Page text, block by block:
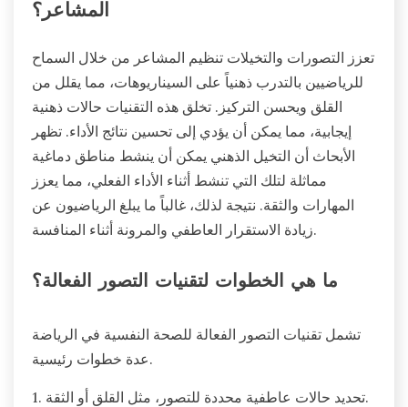
المشاعر؟
تعزز التصورات والتخيلات تنظيم المشاعر من خلال السماح
للرياضيين بالتدرب ذهنياً على السيناريوهات، مما يقلل من
القلق ويحسن التركيز. تخلق هذه التقنيات حالات ذهنية
إيجابية، مما يمكن أن يؤدي إلى تحسين نتائج الأداء. تظهر
الأبحاث أن التخيل الذهني يمكن أن ينشط مناطق دماغية
مماثلة لتلك التي تنشط أثناء الأداء الفعلي، مما يعزز
المهارات والثقة. نتيجة لذلك، غالباً ما يبلغ الرياضيون عن
زيادة الاستقرار العاطفي والمرونة أثناء المنافسة.
ما هي الخطوات لتقنيات التصور الفعالة؟
تشمل تقنيات التصور الفعالة للصحة النفسية في الرياضة
عدة خطوات رئيسية.
1. تحديد حالات عاطفية محددة للتصور، مثل القلق أو الثقة.